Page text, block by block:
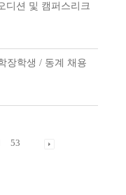
디션 및 캠퍼스리크
장학생 / 동계 채용
53